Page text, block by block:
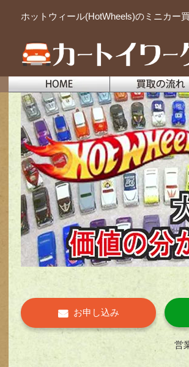
ホットウィール(HotWheels)のミニカー
お申し込み
営